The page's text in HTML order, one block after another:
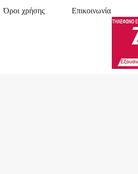
Όροι χρήσης Επικοινωνία